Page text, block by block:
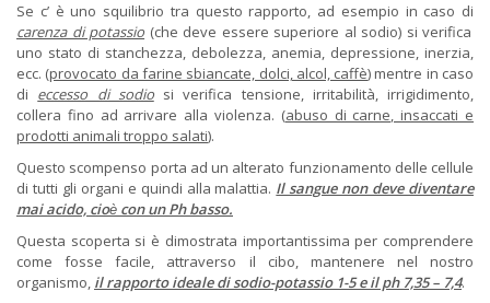
Se c’ è uno squilibrio tra questo rapporto, ad esempio in caso di
carenza di potassio (che deve essere superiore al sodio) si verifica
uno stato di stanchezza, debolezza, anemia, depressione, inerzia,
ecc. (provocato da farine sbiancate, dolci, alcol, caffè) mentre in caso
di eccesso di sodiosi verifica tensione, irritabilità, irrigidimento,
collera fino ad arrivare alla violenza. (abuso di carne, insaccati e
prodotti animali troppo salati).
Questo scompenso porta ad un alterato funzionamento delle cellule
di tutti gli organi e quindi alla malattia. Il sangue non deve diventare
mai acido, cioè con un Ph basso.
Questa scoperta si è dimostrata importantissima per comprendere
come fosse facile, attraverso il cibo, mantenere nel nostro
organismo, il rapporto ideale di sodio-potassio 1-5 e il ph 7,35 – 7,4.